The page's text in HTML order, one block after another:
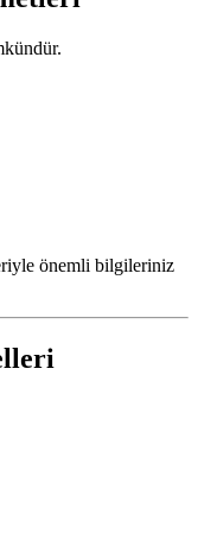
önemli bilgileriniz